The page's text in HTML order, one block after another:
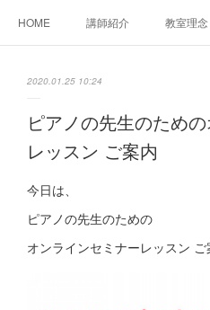
HOME 講師紹介 教室理
ご相談・体験レッスンお申し込み
アクセス
2020.01.25 10:24
ピアノの先生のため
レッスン ご案内
今日は、
ピアノの先生のための
オンラインセミナーレッスン ご